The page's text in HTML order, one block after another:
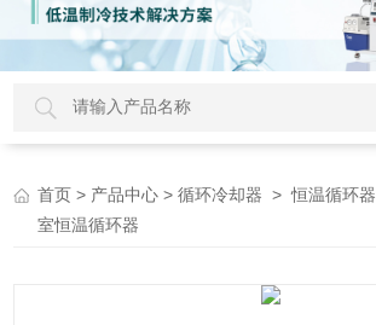
首页 > 产品中心 >循环冷却器 >恒温循环器
室恒温循环器